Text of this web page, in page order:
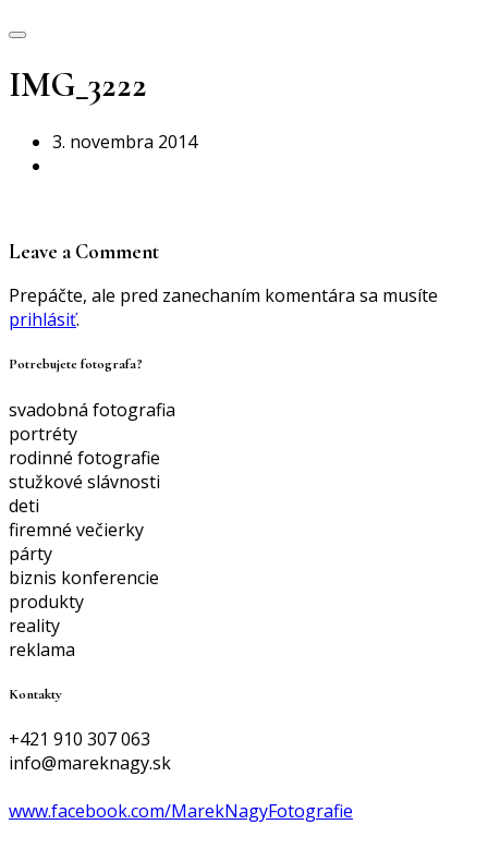
IMG_3222
3. novembra 2014
Leave a Comment
Prepáčte, ale pred zanechaním komentára sa musíte
prihlásiť.
Potrebujete fotografa?
svadobná fotografia
portréty
rodinné fotografie
stužkové slávnosti
deti
firemné večierky
párty
biznis konferencie
produkty
reality
reklama
Kontakty
+421 910 307 063
info@mareknagy.sk
www.facebook.com/MarekNagyFotografie